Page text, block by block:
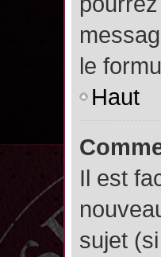
le
Haut
Il est
sujet